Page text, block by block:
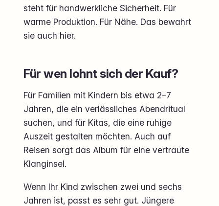
steht für handwerkliche Sicherheit. Für
warme Produktion. Für Nähe. Das bewahrt
sie auch hier.
Für wen lohnt sich der Kauf?
Für Familien mit Kindern bis etwa 2–7
Jahren, die ein verlässliches Abendritual
suchen, und für Kitas, die eine ruhige
Auszeit gestalten möchten. Auch auf
Reisen sorgt das Album für eine vertraute
Klanginsel.
Wenn Ihr Kind zwischen zwei und sechs
Jahren ist, passt es sehr gut. Jüngere